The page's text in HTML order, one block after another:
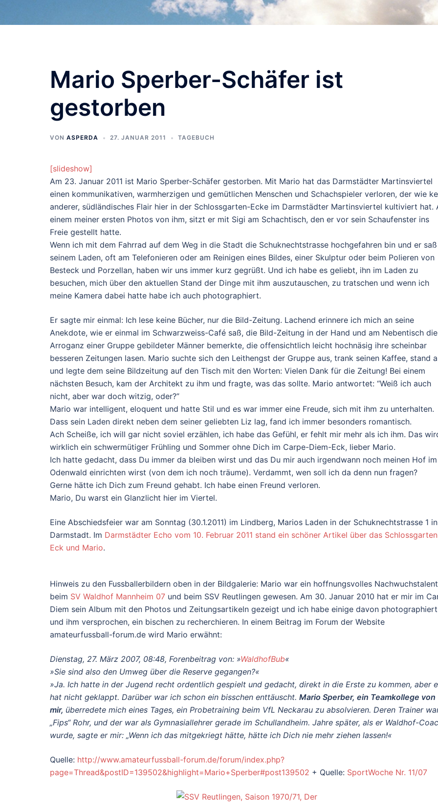
Mario Sperber-Schäfer ist
gestorben
VON ASPERDA 27. JANUAR 2011 TAGEBUCH
[slideshow]
Am 23. Januar 2011 ist Mario Sperber-Schäfer gestorben. Mit Mario hat das Darmstädter Martinsviertel
einen kommunikativen, warmherzigen und gemütlichen Menschen und Schachspieler verloren, der wie
anderer, südländisches Flair hier in der Schlossgarten-Ecke im Darmstädter Martinsviertel kultiviert hat.
einem meiner ersten Photos von ihm, sitzt er mit Sigi am Schachtisch, den er vor sein Schaufenster ins
Freie gestellt hatte.
Wenn ich mit dem Fahrrad auf dem Weg in die Stadt die Schuknechtstrasse hochgefahren bin und er
seinem Laden, oft am Telefonieren oder am Reinigen eines Bildes, einer Skulptur oder beim Polieren von
Besteck und Porzellan, haben wir uns immer kurz gegrüßt. Und ich habe es geliebt, ihn im Laden zu
besuchen, mich über den aktuellen Stand der Dinge mit ihm auszutauschen, zu tratschen und wenn ich
meine Kamera dabei hatte habe ich auch photographiert.
Er sagte mir einmal: Ich lese keine Bücher, nur die Bild-Zeitung. Lachend erinnere ich mich an seine
Anekdote, wie er einmal im Schwarzweiss-Café saß, die Bild-Zeitung in der Hand und am Nebentisch die
Arroganz einer Gruppe gebildeter Männer bemerkte, die offensichtlich leicht hochnäsig ihre scheinbar
besseren Zeitungen lasen. Mario suchte sich den Leithengst der Gruppe aus, trank seinen Kaffee, stand
und legte dem seine Bildzeitung auf den Tisch mit den Worten: Vielen Dank für die Zeitung! Bei einem
nächsten Besuch, kam der Architekt zu ihm und fragte, was das sollte. Mario antwortet: “Weiß ich auch
nicht, aber war doch witzig, oder?”
Mario war intelligent, eloquent und hatte Stil und es war immer eine Freude, sich mit ihm zu unterhalten.
Dass sein Laden direkt neben dem seiner geliebten Liz lag, fand ich immer besonders romantisch.
Ach Scheiße, ich will gar nicht soviel erzählen, ich habe das Gefühl, er fehlt mir mehr als ich ihm. Das
wirklich ein schwermütiger Frühling und Sommer ohne Dich im Carpe-Diem-Eck, lieber Mario.
Ich hatte gedacht, dass Du immer da bleiben wirst und das Du mir auch irgendwann noch meinen Hof im
Odenwald einrichten wirst (von dem ich noch träume). Verdammt, wen soll ich da denn nun fragen?
Gerne hätte ich Dich zum Freund gehabt. Ich habe einen Freund verloren.
Mario, Du warst ein Glanzlicht hier im Viertel.
Eine Abschiedsfeier war am Sonntag (30.1.2011) im Lindberg, Marios Laden in der Schuknechtstrasse 1 in
Darmstadt. Im Darmstädter Echo vom 10. Februar 2011 stand ein schöner Artikel über das
Eck und Mario.
Hinweis zu den Fussballerbildern oben in der Bildgalerie: Mario war ein hoffnungsvolles Nachwuchstalent
beim SV Waldhof Mannheim 07 und beim SSV Reutlingen gewesen. Am 30. Januar 2010 hat er mir im
Diem sein Album mit den Photos und Zeitungsartikeln gezeigt und ich habe einige davon photographiert
und ihm versprochen, ein bischen zu recherchieren. In einem Beitrag im Forum der Website
amateurfussball-forum.de wird Mario erwähnt:
Dienstag, 27. März 2007, 08:48, Forenbeitrag von: »WaldhofBub«
»Sie sind also den Umweg über die Reserve gegangen?«
»Ja. Ich hatte in der Jugend recht ordentlich gespielt und gedacht, direkt in die Erste zu kommen, aber
hat nicht geklappt. Darüber war ich schon ein bisschen enttäuscht. Mario Sperber, ein Teamkollege von
mir, überredete mich eines Tages, ein Probetraining beim VfL Neckarau zu absolvieren. Deren Trainer
„Fips“ Rohr, und der war als Gymnasiallehrer gerade im Schullandheim. Jahre später, als er Waldhof-
wurde, sagte er mir: „Wenn ich das mitgekriegt hätte, hätte ich Dich nie mehr ziehen lassen!«
Quelle: http://www.amateurfussball-forum.de/forum/index.php?
page=Thread&postID=139502&highlight=Mario+Sperber#post139502 + Quelle: SportWoche Nr. 11/07